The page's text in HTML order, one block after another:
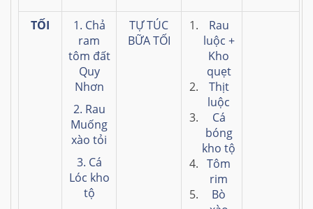
TỐI
1. Chả
ram
tôm đất
Quy
Nhơn
2. Rau
Muống
xào tỏi
3. Cá
Lóc kho
tộ
TỰ TÚC
BỮA TỐI
Rau
luộc +
Kho
quẹt
Thịt
luộc
Cá
bóng
kho tộ
Tôm
rim
Bò